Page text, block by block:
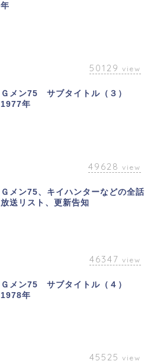
年
50129 view
Ｇメン75 サブタイトル（３）
1977年
49628 view
Ｇメン75、キイハンターなどの全話
放送リスト、更新告知
46347 view
Ｇメン75 サブタイトル（４）
1978年
45525 view